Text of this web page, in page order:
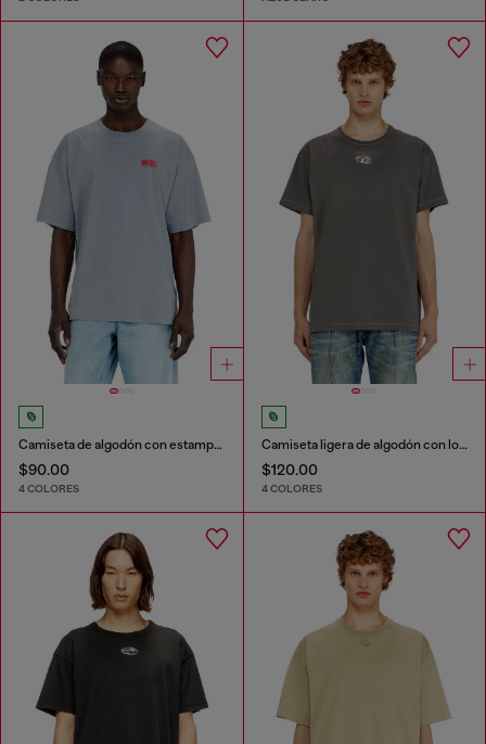
Camiseta de algodón con estampado Diesel Biscotto
$90.00
4 COLORES
Camiseta ligera de algodón con logotipo Oval D metálico
$120.00
4 COLORES